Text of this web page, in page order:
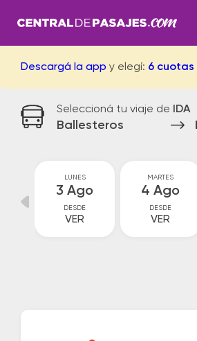
Descargá la app y elegí: 6 cuotas
Seleccioná tu viaje de IDA
Ballesteros
LUNES
3 Ago
DESDE
VER
MARTES
4 Ago
DESDE
VER